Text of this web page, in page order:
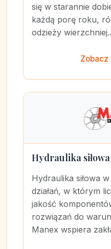
się w starannie
każdą porę roku,
odzieży
Zobacz
Hydraulika
Hydraulika siłowa
działań, w którym
jakość
rozwiązań do
Manex wspiera